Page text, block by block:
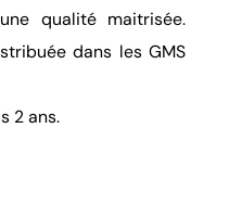
qualité maitrisée.
dans les GMS
2 ans.